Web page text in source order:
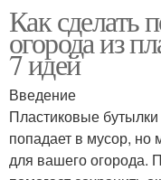
Как сделать
огорода из
7 идей
Введение
Пластиковые
попадает в мусор, но
для вашего огорода.